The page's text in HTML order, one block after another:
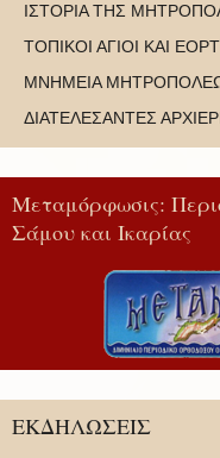
ΙΣΤΟΡΙΑ ΤΗΣ
ΤΟΠΙΚΟΙ ΑΓΙΟΙ ΚΑΙ
ΜΝΗΜΕΙΑ
ΔΙΑΤΕΛΕΣΑΝΤΕΣ
Μεταμόρφωσις:
Σάμου και Ικαρίας
ΕΚΔΗΛΩΣΕΙΣ